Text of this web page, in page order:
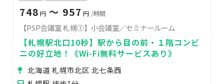
748 円 〜 957 円 /時間
【PSP会議室 札幌①】小会議室／セミナールーム
【札幌駅北口10秒】駅から目の前・１階コンビ
ニの好立地！《Wi-Fi無料サービスあり》
北海道 札幌市北区 北七条西